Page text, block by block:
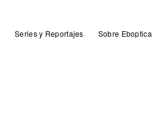
Series y Reportajes Sobre Eboptica